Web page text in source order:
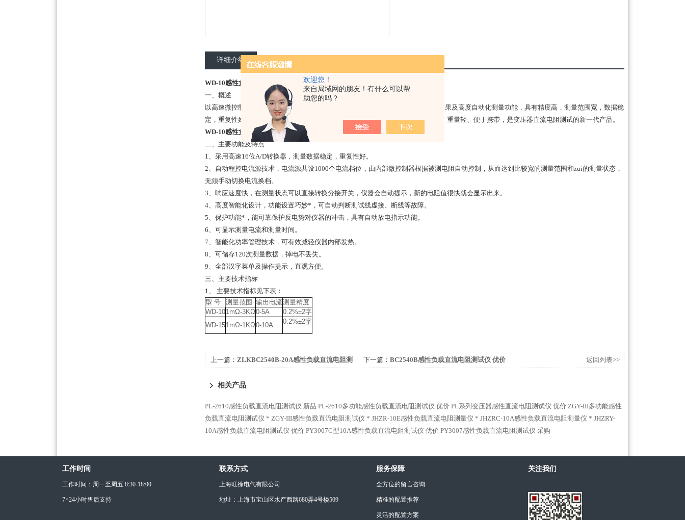
欢迎您！
来自局域网的朋友！有什么可以帮
助您的吗？
详细介绍
WD-10感性负载直流电阻测试仪 *
一、概述
以高速微控制器为核心，采用高速A/D转换器及程控电流源技术，达到了*的测量效果及高度自动化测量功能，具有精度高，测量范围宽，数据稳
定，重复性好，抗干扰能力强，保护功能*，充放电速度快等特点。该仪器体积小、重量轻、便于携带，是变压器直流电阻测试的新一代产品。
WD-10感性负载直流电阻测试仪 *
二、主要功能及特点
1、采用高速16位A/D转换器，测量数据稳定，重复性好。
2、自动程控电流源技术，电流源共设1000个电流档位，由内部微控制器根据被测电阻自动控制，从而达到比较宽的测量范围和zui的测量状态，
无须手动切换电流换档。
3、响应速度快，在测量状态可以直接转换分接开关，仪器会自动提示，新的电阻值很快就会显示出来。
4、高度智能化设计，功能设置巧妙*，可自动判断测试线虚接、断线等故障。
5、保护功能*，能可靠保护反电势对仪器的冲击，具有自动放电指示功能。
6、可显示测量电流和测量时间。
7、智能化功率管理技术，可有效减轻仪器内部发热。
8、可储存120次测量数据，掉电不丢失。
9、全部汉字菜单及操作提示，直观方便。
三、主要技术指标
1、 主要技术指标见下表：
型 号
测量范围 输出电流测量精度
WD-101mΩ-3KΩ0-5A
0.2%±2字
WD-151mΩ-1KΩ0-10A 0.2%±2字
上一篇： ZLKBC2540B-20A感性负载直流电阻测
下一篇： BC2540B感性负载直流电阻测试仪 优价 返回列表>>
相关产品
PL-2610感性负载直流电阻测试仪 新品 PL-2610多功能感性负载直流电阻测试仪 优价 PL系列变压器感性直流电阻测试仪 优价 ZGY-III多功能感性
负载直流电阻测试仪 * ZGY-III感性负载直流电阻测试仪 * JHZR-10E感性负载直流电阻测量仪 * JHZRC-10A感性负载直流电阻测量仪 * JHZRY-
10A感性负载直流电阻测试仪 优价 PY3007C型10A感性负载直流电阻测试仪 优价 PY3007感性负载直流电阻测试仪 采购
工作时间
工作时间：周一至周五 8:30-18:00
7×24小时售后支持
联系方式
上海旺徐电气有限公司
地址：上海市宝山区水产西路680弄4号楼509
服务保障
全方位的留言咨询
精准的配置推荐
灵活的配置方案
关注我们